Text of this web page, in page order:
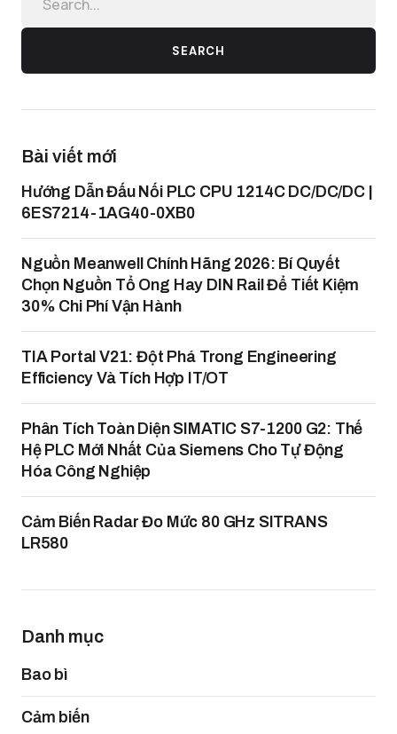
SEARCH
Bài viết mới
Hướng Dẫn Đấu Nối PLC CPU 1214C DC/DC/DC |
6ES7214-1AG40-0XB0
Nguồn Meanwell Chính Hãng 2026: Bí Quyết
Chọn Nguồn Tổ Ong Hay DIN Rail Để Tiết Kiệm
30% Chi Phí Vận Hành
TIA Portal V21: Đột Phá Trong Engineering
Efficiency Và Tích Hợp IT/OT
Phân Tích Toàn Diện SIMATIC S7-1200 G2: Thế
Hệ PLC Mới Nhất Của Siemens Cho Tự Động
Hóa Công Nghiệp
Cảm Biến Radar Đo Mức 80 GHz SITRANS
LR580
Danh mục
Bao bì
Cảm biến